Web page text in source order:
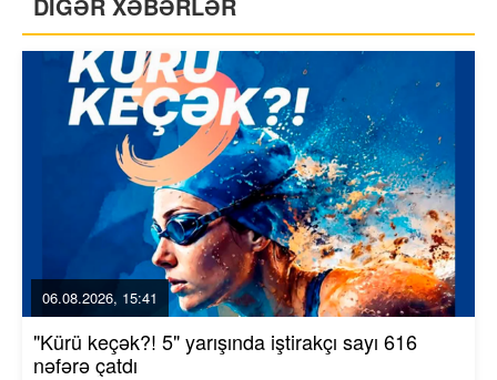
06.08.2026, 15:41
"Kürü keçək?! 5" yarışında iştirakçı sayı 616
nəfərə çatdı